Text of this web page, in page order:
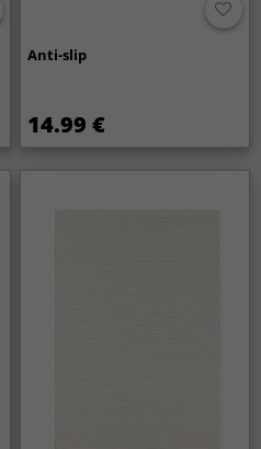
Anti-slip
14.99 €